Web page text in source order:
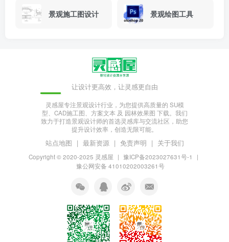
景观施工图设计 景观绘图工具
让设计更高效，让灵感更自由
灵感屋专注景观设计行业，为您提供高质量的 SU模
型、CAD施工图、方案文本 及 园林效果图 下载。我们
致力于打造景观设计师的首选灵感库与交流社区，助您
提升设计效率，创造无限可能。
站点地图 | 最新资源 | 免责声明 | 关于我们
Copyright © 2020-2025 灵感屋 | 豫ICP备2023027631号-1
|
豫公网安备 41010202003261号